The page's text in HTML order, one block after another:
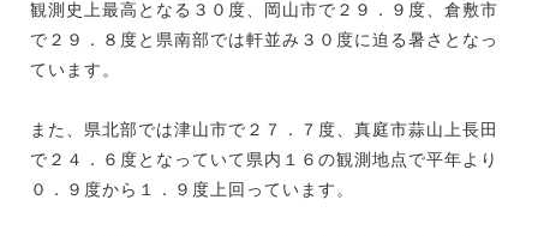
観測史上最高となる３０度、岡山市で２９．９度、倉敷市
で２９．８度と県南部では軒並み３０度に迫る暑さとなっ
ています。
また、県北部では津山市で２７．７度、真庭市蒜山上長田
で２４．６度となっていて県内１６の観測地点で平年より
０．９度から１．９度上回っています。